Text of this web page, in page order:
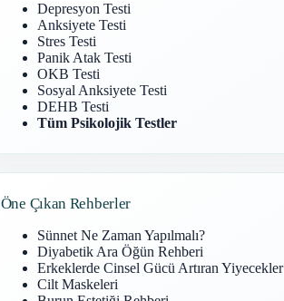
Depresyon Testi
Anksiyete Testi
Stres Testi
Panik Atak Testi
OKB Testi
Sosyal Anksiyete Testi
DEHB Testi
Tüm Psikolojik Testler
Öne Çıkan Rehberler
Sünnet Ne Zaman Yapılmalı?
Diyabetik Ara Öğün Rehberi
Erkeklerde Cinsel Gücü Artıran Yiyecekler
Cilt Maskeleri